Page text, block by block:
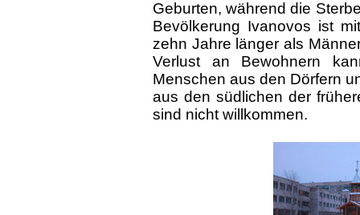
Geburten, während die
Bevölkerung Ivanovos ist
zehn Jahre länger als
Verlust an Bewohnern
Menschen aus den Dörfern
aus den südlichen der
sind nicht willkommen.